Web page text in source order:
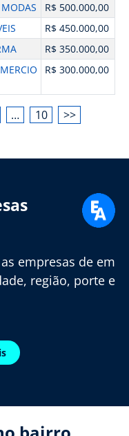
R$ 500.000,00
R$ 450.000,00
R$ 350.000,00
R$ 300.000,00
… 10 >>
empresas de em
região, porte e